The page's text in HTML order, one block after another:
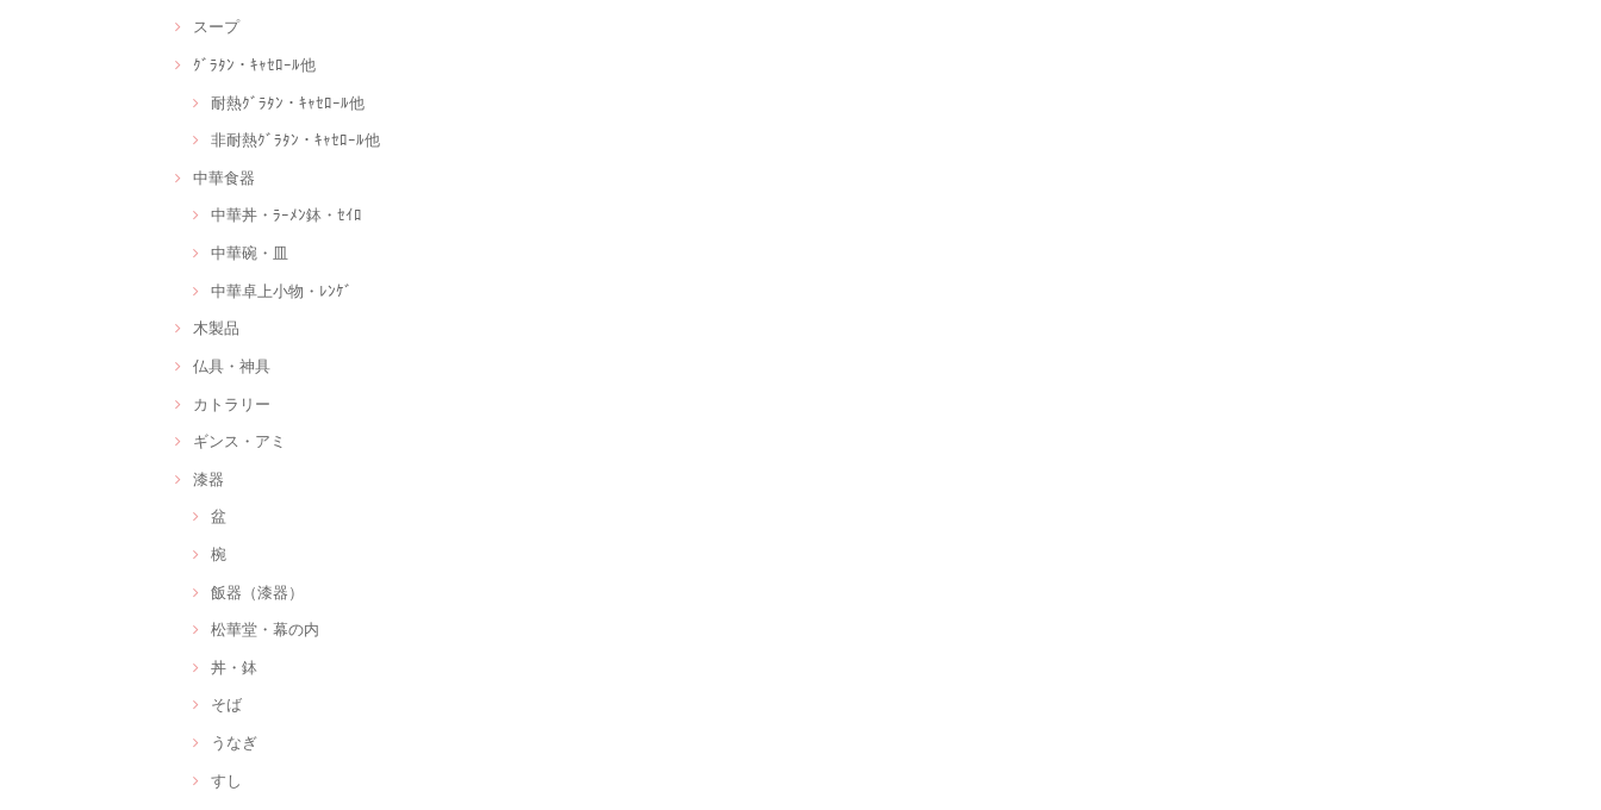
スープ
ｸﾞﾗﾀﾝ・ｷｬｾﾛｰﾙ他
耐熱ｸﾞﾗﾀﾝ・ｷｬｾﾛｰﾙ他
非耐熱ｸﾞﾗﾀﾝ・ｷｬｾﾛｰﾙ他
中華食器
中華丼・ﾗｰﾒﾝ鉢・ｾｲﾛ
中華碗・皿
中華卓上小物・ﾚﾝｹﾞ
木製品
仏具・神具
カトラリー
ギンス・アミ
漆器
盆
椀
飯器（漆器）
松華堂・幕の内
丼・鉢
そば
うなぎ
すし